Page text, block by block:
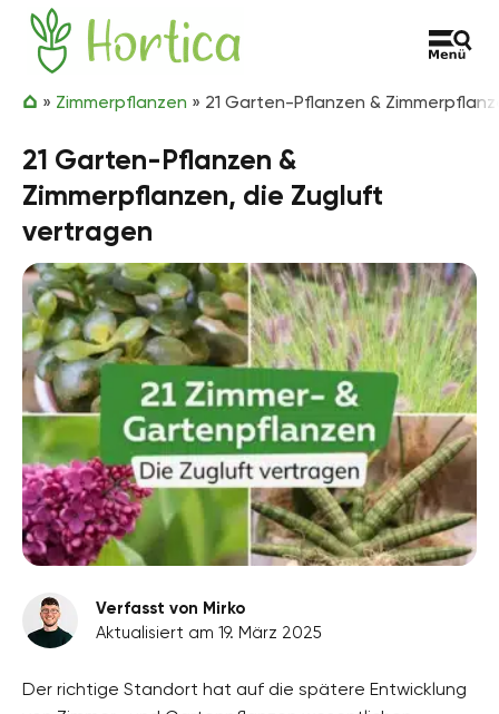
Zum Inhalt springen
Hortica
» Zimmerpflanzen » 21 Garten-Pflanzen &
21 Garten-Pflanzen &
Zimmerpflanzen, die Zugluft
vertragen
Verfasst von Mirko
Aktualisiert am 19. März 2025
Der richtige Standort hat auf die spätere Entwicklung